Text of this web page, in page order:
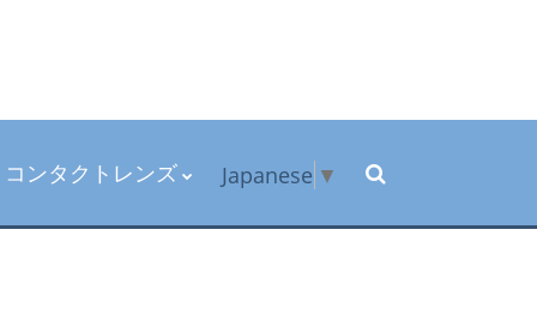
コンタクトレンズ Japanese ▼